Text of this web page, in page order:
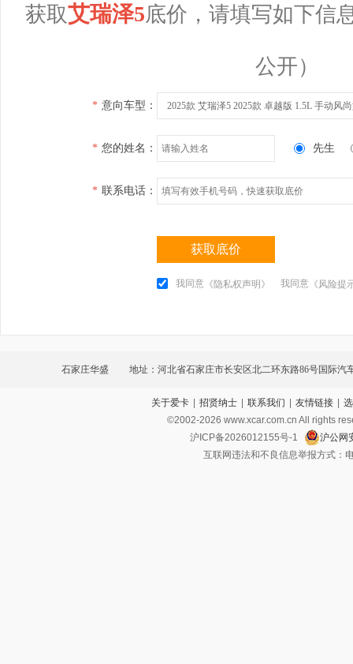
获取艾瑞泽5底价，请填写如下信
公开）
* 意向车型： 2025款 艾瑞泽5 2025款 卓越版 1.5L 手动风
* 您的姓名： 先生
* 联系电话：
获取底价
我同意 《隐私权声明》 我同意 《风险提
石家庄华盛 地址：河北省石家庄市长安区北二环东路86号国际汽
关于爱卡 | 招贤纳士 | 联系我们 | 友情链接 |
©2002-2026 www.xcar.com.cn All rights
沪ICP备2026012155号-1
沪公网
互联网违法和不良信息举报方式：